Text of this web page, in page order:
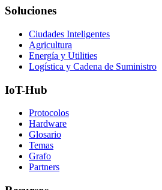
Soluciones
Ciudades Inteligentes
Agricultura
Energía y Utilities
Logística y Cadena de Suministro
IoT-Hub
Protocolos
Hardware
Glosario
Temas
Grafo
Partners